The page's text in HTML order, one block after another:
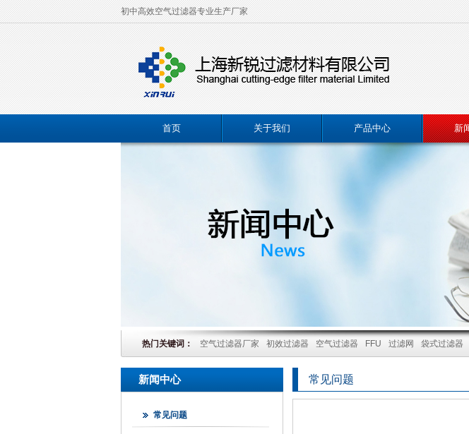
初中高效空气过滤器专业生产厂家
首页 关于我们 产品中心 新
热门关键词： 空气过滤器厂家 初效过滤器 空气过滤器 FFU 过滤网 袋式过滤器
新闻中心
常见问题
常见问题